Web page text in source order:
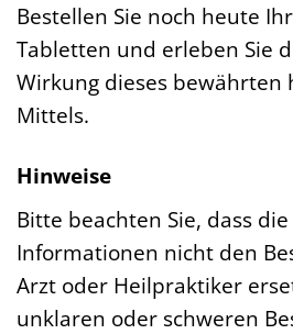
Bestellen Sie noch heute
Tabletten und erleben Sie
Wirkung dieses bewährten
Mittels.
Hinweise
Bitte beachten Sie, dass
Informationen nicht den
Arzt oder Heilpraktiker
unklaren oder schweren